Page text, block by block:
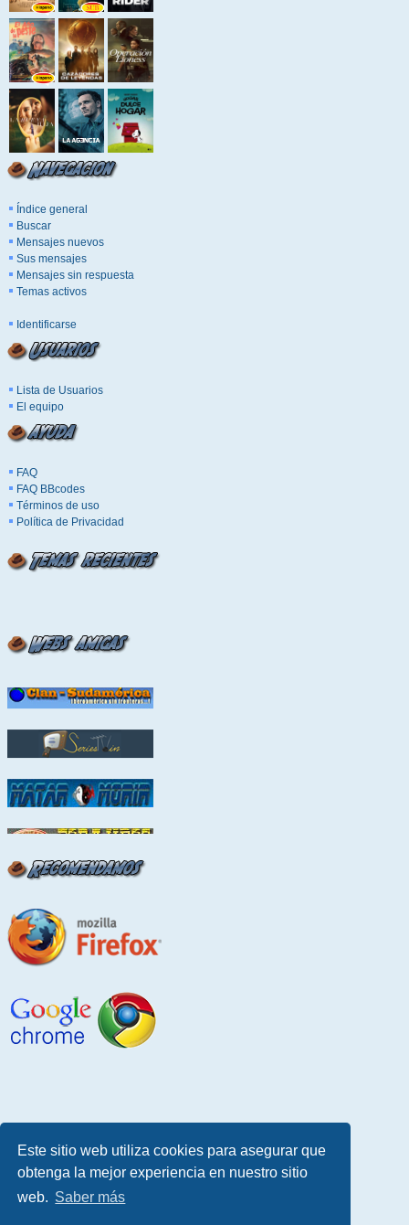
Este sitio web utiliza cookies para asegurar que
obtenga la mejor experiencia en nuestro sitio
web. Saber más
Índice general
Buscar
Mensajes nuevos
Sus mensajes
Mensajes sin respuesta
Temas activos
Identificarse
Lista de Usuarios
El equipo
FAQ
FAQ BBcodes
Términos de uso
Política de Privacidad